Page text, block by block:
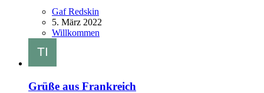
Gaf Redskin
5. März 2022
Willkommen
Grüße aus Frankreich